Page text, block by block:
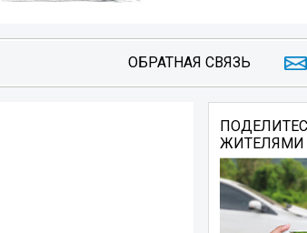
ОБРАТНАЯ СВЯЗЬ
ЖИТЕЛЯМИ